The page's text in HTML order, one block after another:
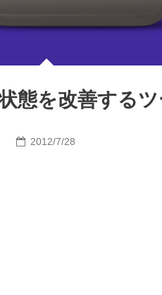
態を改善する
2012/7/28